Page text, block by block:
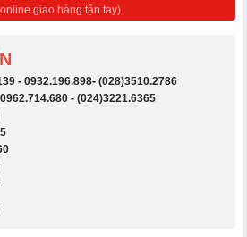
giao hàng tận tay)
- 0932.196.898- (028)3510.2786
0962.714.680 - (024)3221.6365